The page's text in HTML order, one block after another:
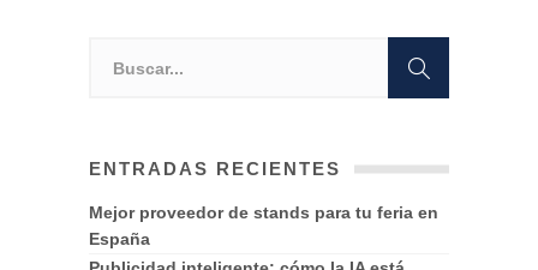
ENTRADAS RECIENTES
Mejor proveedor de stands para tu feria en
España